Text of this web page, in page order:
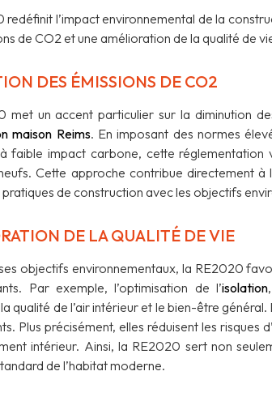
redéfinit l’impact environnemental de la
de CO2 et une amélioration de la qualité de
DES ÉMISSIONS DE CO2
met un accent particulier sur la diminution
maison Reims. En imposant des normes
faible impact carbone, cette réglementation
Cette approche contribue directement
pratiques de construction avec les objectifs
DE LA QUALITÉ DE VIE
objectifs environnementaux, la RE2020
Par exemple, l’optimisation de l’isolation
qualité de l’air intérieur et le bien-être
Plus précisément, elles réduisent les risques
intérieur. Ainsi, la RE2020 sert non
de l’habitat moderne.